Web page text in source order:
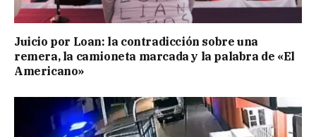
Juicio por Loan: la contradicción sobre una
remera, la camioneta marcada y la palabra de «El
Americano»